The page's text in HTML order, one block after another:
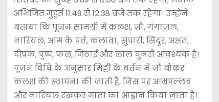
अभिजित मुहूर्त 11.49 से 12.38 बजे तक रहेगा। उन्होंने
बताया कि पूजन सामग्री में कलश, जौ, गंगाजल,
नारियल, आम के पत्ते, कलावा, सुपारी, सिंदूर, अक्षत,
दीपक, पुष्प, फल, मिठाई और लाल चुनरी आवश्यक हैं।
पूजन विधि के अनुसार मिट्टी के बर्तन में जौ बोकर
कलश की स्थापना की जाती है, जिस पर आम्रपल्लव
और नारियल रखकर माता का आह्वान किया जाता है।